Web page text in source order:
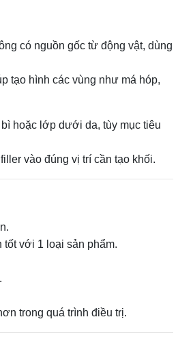
có nguồn gốc từ động vật, dùng
tạo hình các vùng như má hóp,
hoặc lớp dưới da, tùy mục tiêu
vào đúng vị trí cần tạo khối.
tốt với 1 loại sản phẩm.
trong quá trình điều trị.